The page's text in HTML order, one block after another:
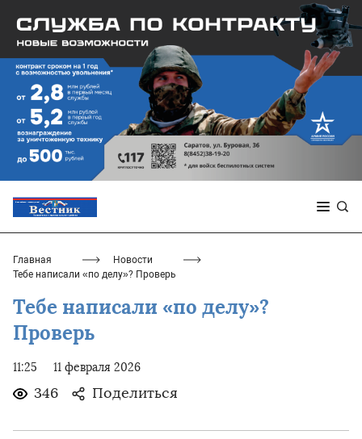
Главная
Новости
Тебе написали «по делу»? Проверь
Тебе написали «по делу»?
Проверь
11:25 11 февраля 2026
346 Поделиться